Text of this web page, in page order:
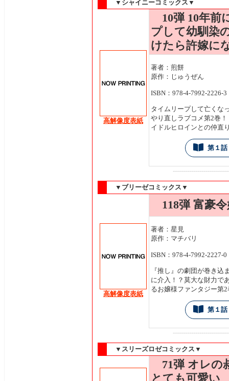
▼シャイニーコミックス▼
高解像度表紙
10弾 10年前
プして幼馴染
けたら許嫁に
著者：煎餅
原作：じゅうぜん
ISBN：978-4-7992-2226-3
タイムリープして亡くな
やり直しラブコメ第2巻
イドルヒロインとの仲直
第１話
▼ブリーゼコミックス▼
高解像度表紙
118弾 富豪令
著者：星見
原作：マチバリ
ISBN：978-4-7992-2227-0
『推し』の劇団が巻き込
に介入！？莫大な財力で
るお嬢様ファンタジー第2
第１話
▼スリーズロゼコミックス▼
71弾 オレの
とても可愛い